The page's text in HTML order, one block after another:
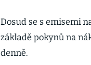
Dosud se s emisemi
základě pokynů na
denně.